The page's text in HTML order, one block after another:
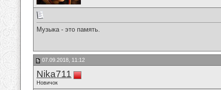
Музыка - это память.
07.09.2018, 11:12
Nika711
Новичок